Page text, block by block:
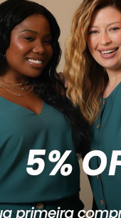
REGATA PLUS SIZE
R$ 139,90 R$ 79 ,90